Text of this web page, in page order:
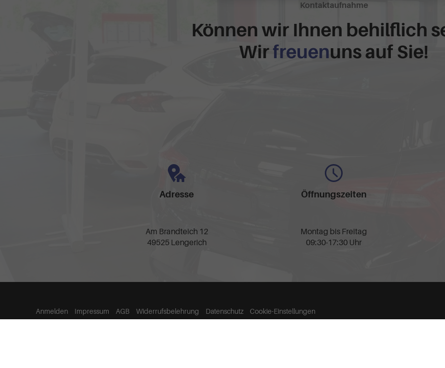
Kontaktaufnahme
Können wir Ihnen behilflich
Wirfreuenuns auf Sie!
Adresse
Am Brandteich 12
49525 Lengerich
Öffnungszeiten
Montag bis Freitag
09:30-17:30 Uhr
Anmelden Impressum AGB Widerrufsbelehrung Datenschutz Cookie-Einstellungen